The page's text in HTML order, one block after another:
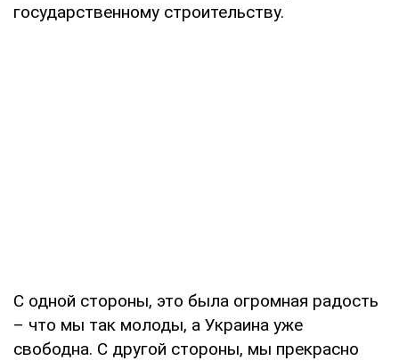
государственному строительству.
С одной стороны, это была огромная радость
– что мы так молоды, а Украина уже
свободна. С другой стороны, мы прекрасно